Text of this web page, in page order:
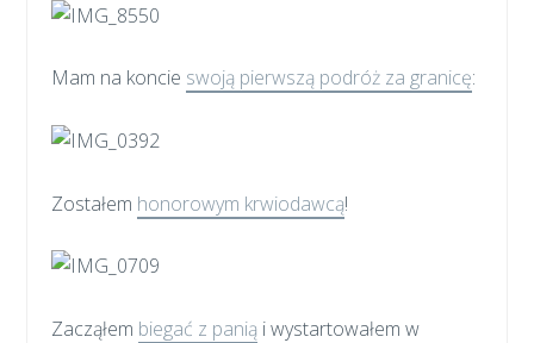
Mam na koncie swoją pierwszą podróż za granicę:
Zostałem honorowym krwiodawcą!
Zacząłem biegać z panią i wystartowałem w